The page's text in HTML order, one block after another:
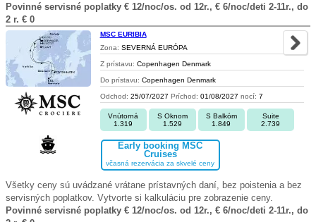
Povinné servisné poplatky € 12/noc/os. od 12r., € 6/noc/deti 2-11r., do
2 r. € 0
MSC EURIBIA
Zona: SEVERNÁ EURÓPA
Z prístavu: Copenhagen Denmark
Do prístavu: Copenhagen Denmark
Odchod: 25/07/2027 Príchod: 01/08/2027 nocí: 7
Vnútorná
1.319
S Oknom
1.529
S Balkóm
1.849
Suite
2.739
Early booking MSC
Cruises
včasná rezervácia za skvelé ceny
Všetky ceny sú uvádzané vrátane prístavných daní, bez poistenia a bez
servisných poplatkov. Vytvorte si kalkuláciu pre zobrazenie ceny.
Povinné servisné poplatky € 12/noc/os. od 12r., € 6/noc/deti 2-11r., do